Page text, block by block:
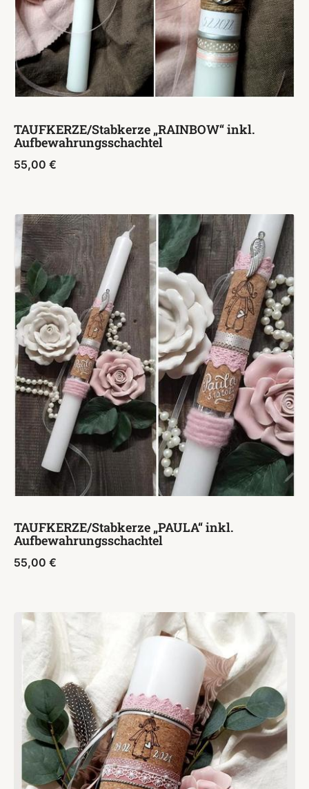
TAUFKERZE/Stabkerze „RAINBOW“ inkl.
Aufbewahrungsschachtel
55,00 €
TAUFKERZE/Stabkerze „PAULA“ inkl.
Aufbewahrungsschachtel
55,00 €